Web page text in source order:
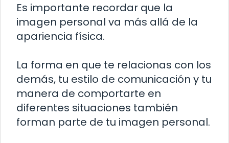
Es importante recordar que la
imagen personal va más allá de la
apariencia física.
La forma en que te relacionas con los
demás, tu estilo de comunicación y tu
manera de comportarte en
diferentes situaciones también
forman parte de tu imagen personal.